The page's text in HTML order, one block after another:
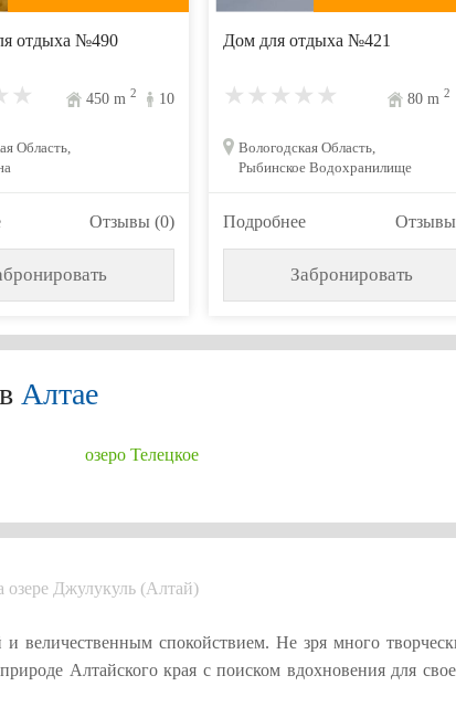
отдыха №490
450 m2 10
Область,
Отзывы (0)
Дом для отдыха №421
80m 2
Вологодская Область,
Рыбинское Водохранилище
Подробнее
Забронировать
Алтае
озеро Телецкое
Джулукуль (Алтай)
и величественным спокойствием. Не зря много
Алтайского края с поиском вдохновения для